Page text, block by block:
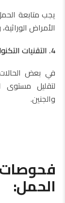
يجب متابعة
الأمراض
4. التقنيات التكنولوجية:
في بعض
لتقليل مستوى
والجنين.
فحوصات
الحمل: